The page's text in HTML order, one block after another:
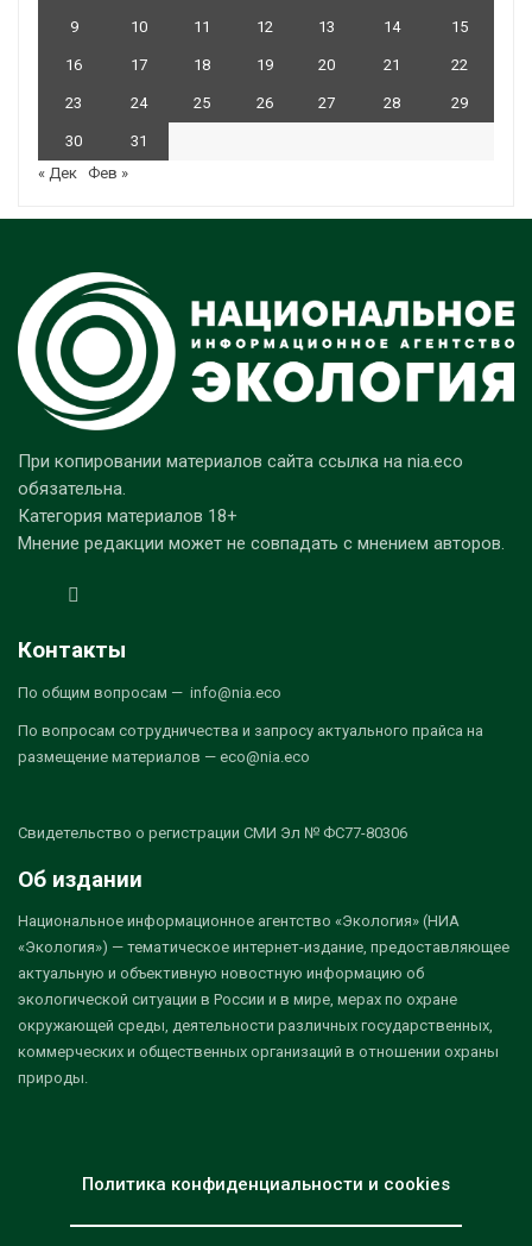
9 10 11 12 13 14 15
16 17 18 19 20 21 22
23 24 25 26 27 28 29
30
31
« Дек Фев »
При копировании материалов сайта ссылка на nia.eco
обязательна.
Категория материалов 18+
Мнение редакции может не совпадать с мнением авторов.
Контакты
По общим вопросам — info@nia.eco
По вопросам сотрудничества и запросу актуального прайса на
размещение материалов — eco@nia.eco
Свидетельство о регистрации СМИ Эл № ФС77-80306
Об издании
Национальное информационное агентство «Экология» (НИА
«Экология») — тематическое интернет-издание, предоставляющее
актуальную и объективную новостную информацию об
экологической ситуации в России и в мире, мерах по охране
окружающей среды, деятельности различных государственных,
коммерческих и общественных организаций в отношении охраны
природы.
Политика конфиденциальности и cookies